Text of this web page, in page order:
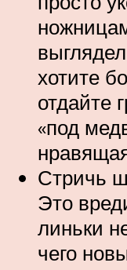
хотите
отдайте
«под
Стричь
Это
линьки
чего